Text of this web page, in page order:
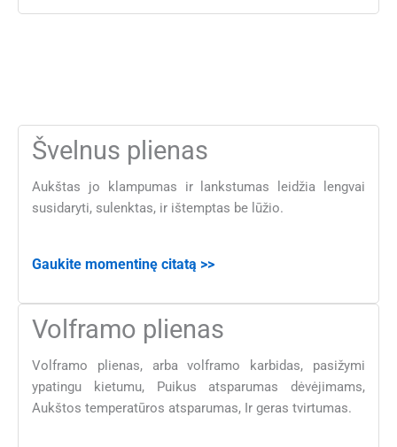
Švelnus plienas
Aukštas jo klampumas ir lankstumas leidžia lengvai
susidaryti, sulenktas, ir ištemptas be lūžio.
Gaukite momentinę citatą >>
Volframo plienas
Volframo plienas, arba volframo karbidas, pasižymi
ypatingu kietumu, Puikus atsparumas dėvėjimams,
Aukštos temperatūros atsparumas, Ir geras tvirtumas.